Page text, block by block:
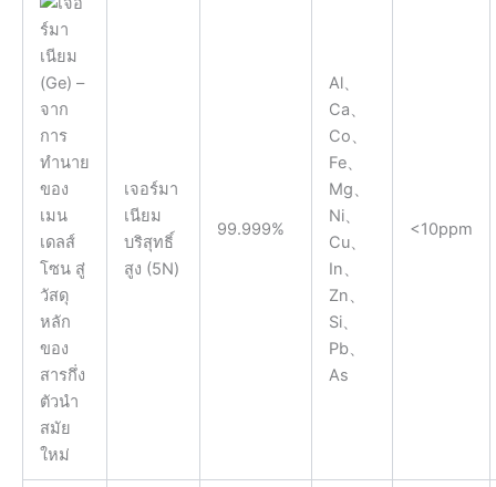
เจอร์มา
เนียม
บริสุทธิ์
สูง (5N)
99.999%
Al、
Ca、
Co、
Fe、
Mg、
Ni、
Cu、
In、
Zn、
Si、
Pb、
As
<10ppm